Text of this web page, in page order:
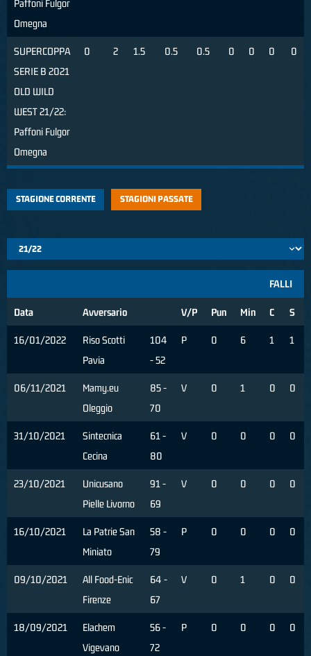
Paffoni Fulgor
Omegna
SUPERCOPPA
SERIE B 2021
OLD WILD
WEST 21/22:
Paffoni Fulgor
Omegna
0 2 1.5 0.5 0.5 0 0 0 0
STAGIONE CORRENTE STAGIONI PASSATE
FALLI
Data Avversario V/P Pun Min C S
16/01/2022
Riso Scotti
Pavia
104
- 52
P 0 6 1 1
06/11/2021
Mamy.eu
Oleggio
85 -
70
V 0 1 0 0
31/10/2021
Sintecnica
Cecina
61 -
80
V 0 0 0 0
23/10/2021
Unicusano
Pielle Livorno
91 -
69
V 0 0 0 0
16/10/2021
La Patrie San
Miniato
58 -
79
P 0 0 0 0
09/10/2021
All Food-Enic
Firenze
64 -
67
V 0 1 0 0
18/09/2021
Elachem
Vigevano
56 -
72
P 0 0 0 0